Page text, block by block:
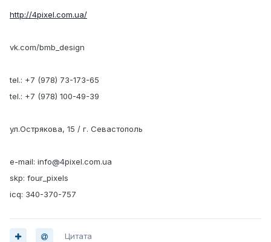
http://4pixel.com.ua/
vk.com/bmb_design
tel.: +7 (978) 73-173-65
tel.: +7 (978) 100-49-39
ул.Острякова, 15 / г. Севастополь
e-mail: info@4pixel.com.ua
skp: four_pixels
icq: 340-370-757
Цитата